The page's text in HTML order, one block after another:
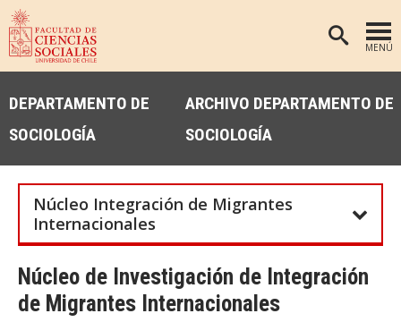
MENÚ
ANTROPOLOGÍA
EDUCACIÓN
PSICOLOGÍA
SOCIOLOGÍA
TRABAJO SOCIAL
PREGRADO
POSTGRADO
INVESTIGACIÓN
PUBLICACIONES
EXTENSIÓN
DEPARTAMENTO DE
SOCIOLOGÍA
ARCHIVO DEPARTAMENTO DE
SOCIOLOGÍA
Núcleo Integración de Migrantes
Internacionales
Núcleo de Investigación de Integración
de Migrantes Internacionales